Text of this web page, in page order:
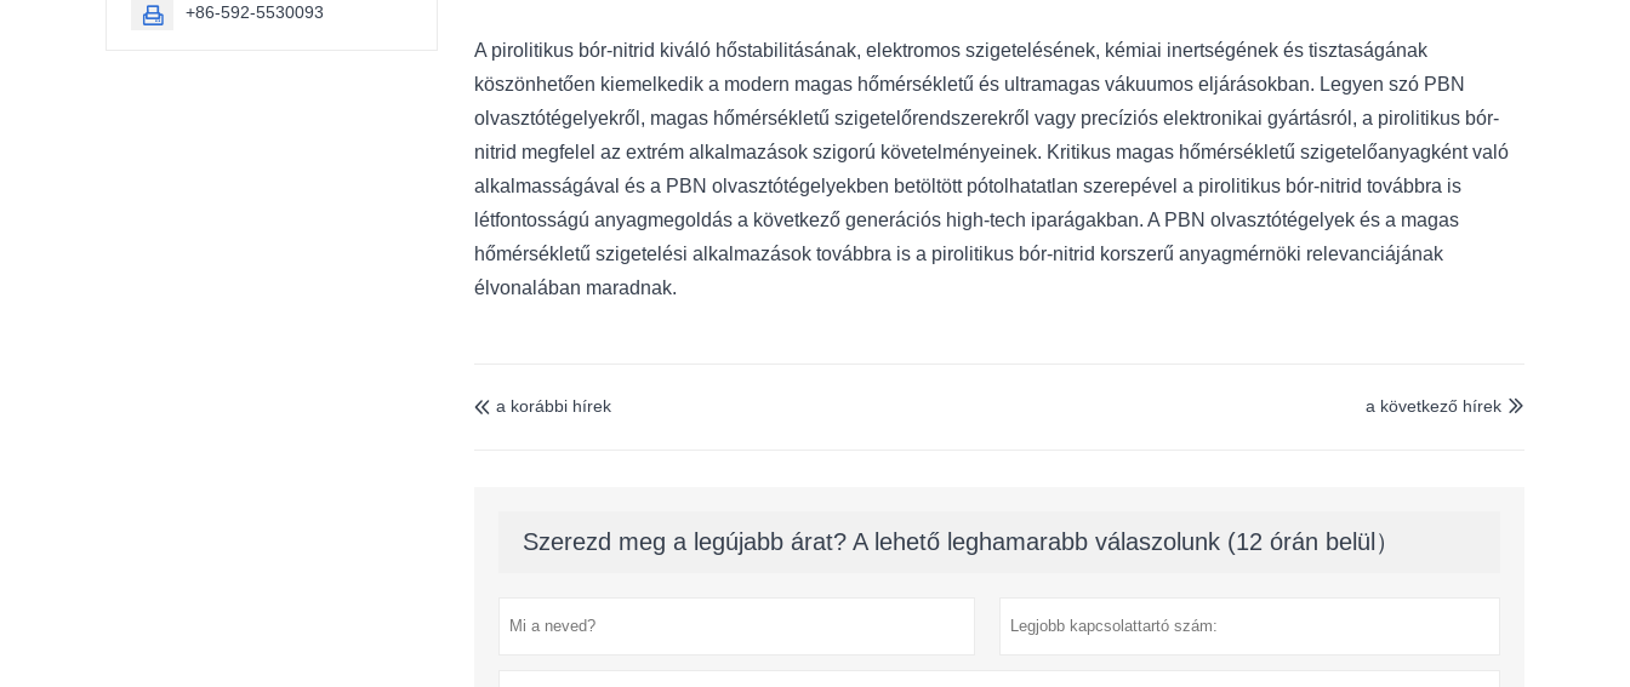
A pirolitikus bór-nitrid kiváló hőstabilitásának, elektromos szigetelésének, kémiai inertségének és tisztaságának
köszönhetően kiemelkedik a modern magas hőmérsékletű és ultramagas vákuumos eljárásokban. Legyen szó PBN
olvasztótégelyekről, magas hőmérsékletű szigetelőrendszerekről vagy precíziós elektronikai gyártásról, a pirolitikus bór-
nitrid megfelel az extrém alkalmazások szigorú követelményeinek. Kritikus magas hőmérsékletű szigetelőanyagként való
alkalmasságával és a PBN olvasztótégelyekben betöltött pótolhatatlan szerepével a pirolitikus bór-nitrid továbbra is
létfontosságú anyagmegoldás a következő generációs high-tech iparágakban. A PBN olvasztótégelyek és a magas
hőmérsékletű szigetelési alkalmazások továbbra is a pirolitikus bór-nitrid korszerű anyagmérnöki relevanciájának
élvonalában maradnak.
 a korábbi hírek 
a következő hírek
Szerezd meg a legújabb árat? A lehető leghamarabb válaszolunk (12 órán belül）
 +86-592-5530093